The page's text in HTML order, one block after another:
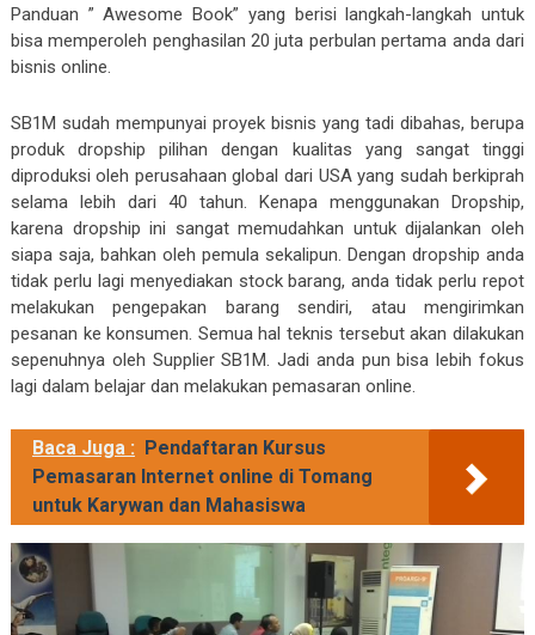
Panduan ” Awesome Book” yang berisi langkah-langkah untuk
bisa memperoleh penghasilan 20 juta perbulan pertama anda dari
bisnis online.
SB1M sudah mempunyai proyek bisnis yang tadi dibahas, berupa
produk dropship pilihan dengan kualitas yang sangat tinggi
diproduksi oleh perusahaan global dari USA yang sudah berkiprah
selama lebih dari 40 tahun. Kenapa menggunakan Dropship,
karena dropship ini sangat memudahkan untuk dijalankan oleh
siapa saja, bahkan oleh pemula sekalipun. Dengan dropship anda
tidak perlu lagi menyediakan stock barang, anda tidak perlu repot
melakukan pengepakan barang sendiri, atau mengirimkan
pesanan ke konsumen. Semua hal teknis tersebut akan dilakukan
sepenuhnya oleh Supplier SB1M. Jadi anda pun bisa lebih fokus
lagi dalam belajar dan melakukan pemasaran online.
Baca Juga : Pendaftaran Kursus
Pemasaran Internet online di Tomang
untuk Karywan dan Mahasiswa